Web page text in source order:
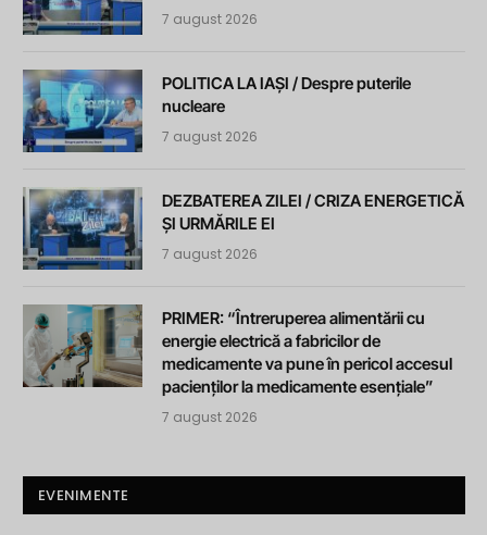
7 august 2026
POLITICA LA IAȘI / Despre puterile
nucleare
7 august 2026
DEZBATEREA ZILEI / CRIZA ENERGETICĂ
ȘI URMĂRILE EI
7 august 2026
PRIMER: “Întreruperea alimentării cu
energie electrică a fabricilor de
medicamente va pune în pericol accesul
pacienților la medicamente esențiale”
7 august 2026
EVENIMENTE